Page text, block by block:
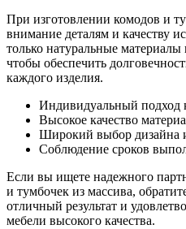
При изготовлении комодов и
внимание деталям и качеству
только натуральные
чтобы обеспечить
каждого изделия.
Индивидуальный подход
Высокое качество
Широкий выбор дизайна
Соблюдение сроков
Если вы ищете надежного
и тумбочек из массива,
отличный результат и
мебели высокого качества.